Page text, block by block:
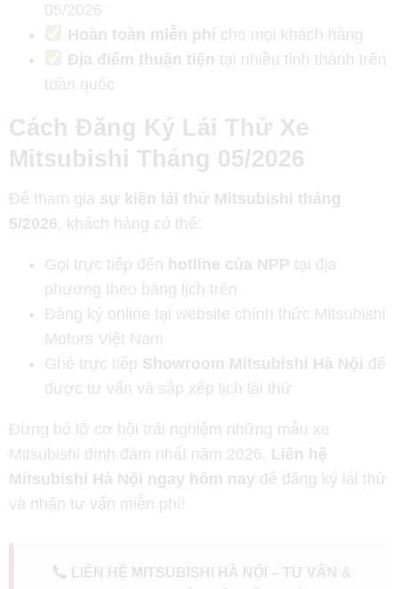
05/2026
Hoàn toàn miễn phícho mọi khách hàng
Địa điểm thuận tiện tại nhiều tỉnh thành trên
toàn quốc
Cách Đăng Ký Lái Thử Xe
Mitsubishi Tháng 05/2026
Để tham gia sự kiện lái thử Mitsubishi tháng
5/2026, khách hàng có thể:
Gọi trực tiếp đến hotline của NPP tại địa
phương theo bảng lịch trên
Đăng ký online tại website chính thức Mitsubishi
Motors Việt Nam
Ghé trực tiếp Showroom Mitsubishi Hà Nội để
được tư vấn và sắp xếp lịch lái thử
Đừng bỏ lỡ cơ hội trải nghiệm những mẫu xe
Mitsubishi đình đám nhất năm 2026. Liên hệ
Mitsubishi Hà Nội ngay hôm nay để đăng ký lái thử
và nhận tư vấn miễn phí!
LIÊN HỆ MITSUBISHI HÀ NỘI – TƯ VẤN &